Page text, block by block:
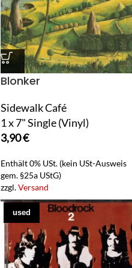
Blonker
Sidewalk Café
1 x 7" Single (Vinyl)
3,90€
Enthält 0% USt. (kein USt-Ausweis
gem. §25a UStG)
zzgl.Versand
used